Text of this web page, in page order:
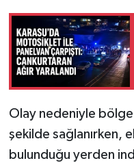
Olay nedeniyle
şekilde sağlanırken,
bulunduğu yerden